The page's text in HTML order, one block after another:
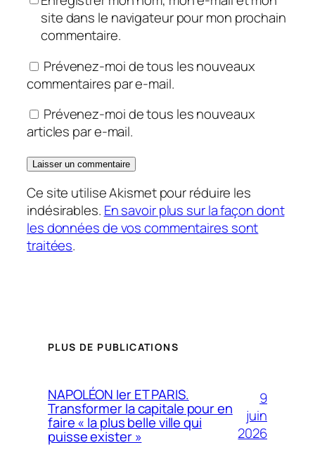
site dans le navigateur pour mon prochain
commentaire.
Prévenez-moi de tous les nouveaux
commentaires par e-mail.
Prévenez-moi de tous les nouveaux
articles par e-mail.
Ce site utilise Akismet pour réduire les
indésirables. En savoir plus sur la façon dont
les données de vos commentaires sont
traitées.
PLUS DE PUBLICATIONS
NAPOLÉON Ier ET PARIS.
Transformer la capitale pour en
faire « la plus belle ville qui
puisse exister »
9
juin
2026